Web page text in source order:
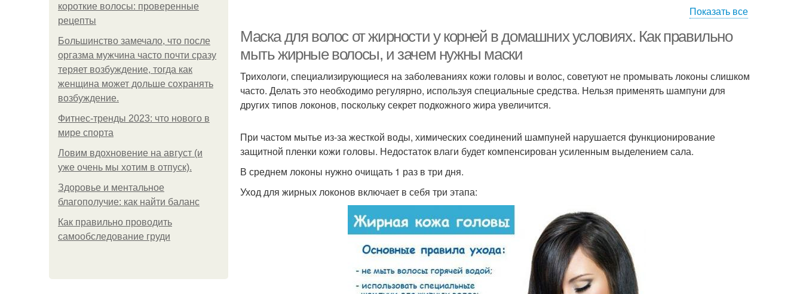
короткие волосы: проверенные
рецепты
Большинство замечало, что после
оргазма мужчина часто почти сразу
теряет возбуждение, тогда как
женщина может дольше сохранять
возбуждение.
Фитнес-тренды 2023: что нового в
мире спорта
Ловим вдохновение на август (и
уже очень мы хотим в отпуск).
Здоровье и ментальное
благополучие: как найти баланс
Как правильно проводить
самообследование груди
Волос с алоэ Алоэ для волос Вера для волос Волос из алоэ
Волос с соком
Показать все
Маска для волос от жирности у корней в домашних условиях. Как правильно
мыть жирные волосы, и зачем нужны маски
Трихологи, специализирующиеся на заболеваниях кожи головы и волос, советуют не промывать локоны слишком
часто. Делать это необходимо регулярно, используя специальные средства. Нельзя применять шампуни для
других типов локонов, поскольку секрет подкожного жира увеличится.
При частом мытье из-за жесткой воды, химических соединений шампуней нарушается функционирование
защитной пленки кожи головы. Недостаток влаги будет компенсирован усиленным выделением сала.
В среднем локоны нужно очищать 1 раз в три дня.
Уход для жирных локонов включает в себя три этапа: